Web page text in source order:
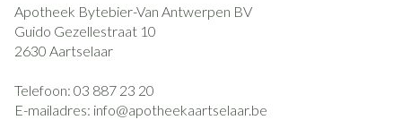
Apotheek Bytebier-Van Antwerpen BV
Guido Gezellestraat 10
2630 Aartselaar
Telefoon: 03 887 23 20
E-mailadres: info@apotheekaartselaar.be